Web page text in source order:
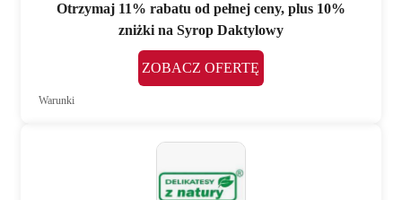
Otrzymaj 11% rabatu od pełnej ceny, plus 10%
zniżki na Syrop Daktylowy
ZOBACZ OFERTĘ
Warunki